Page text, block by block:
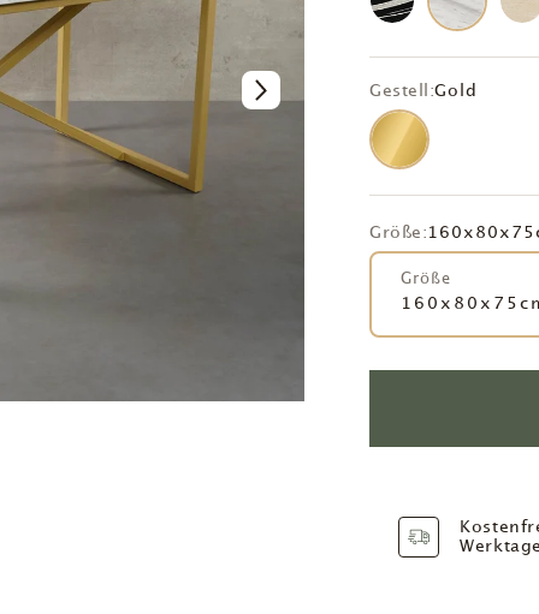
Gestell:Gold
Größe:
Größe